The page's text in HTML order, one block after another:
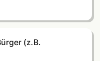
(z.B.